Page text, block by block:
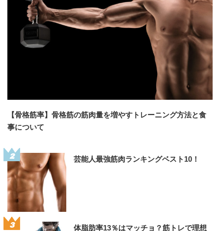
【骨格筋率】骨格筋の筋肉量を増やすトレーニング方法と食
事について
2 芸能人最強筋肉ランキングベスト10！
3
体脂肪率13％はマッチョ？筋トレで理想